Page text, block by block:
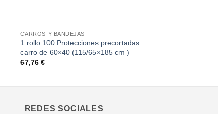
CARROS Y BANDEJAS
1 rollo 100 Protecciones precortadas
carro de 60×40 (115/65×185 cm )
67,76 €
REDES SOCIALES